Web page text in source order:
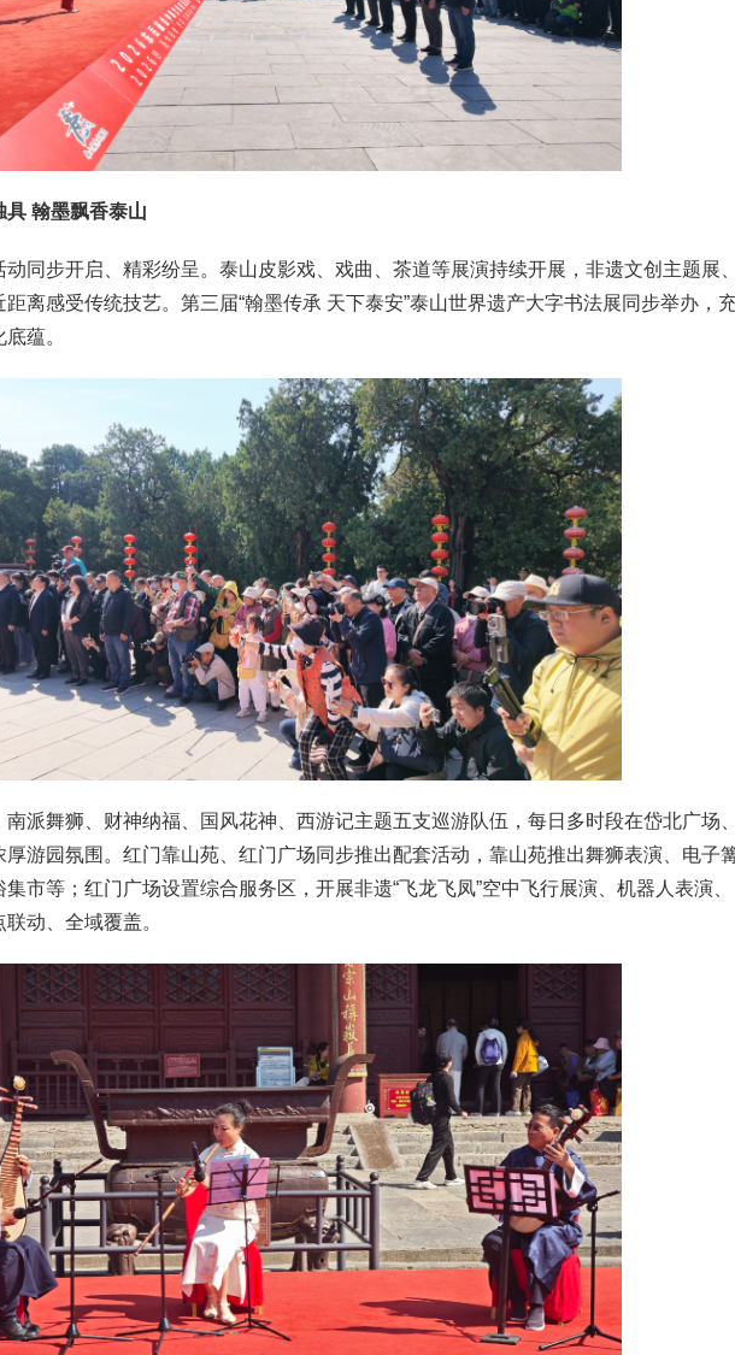
翰墨飘香泰山
同步开启、精彩纷呈。泰山皮影戏、戏曲、茶道等展演持续开展，非遗文创主题展
离感受传统技艺。第三届“翰墨传承 天下泰安”泰山世界遗产大字书法展同步举办，
蕴。
南派舞狮、财神纳福、国风花神、西游记主题五支巡游队伍，每日多时段在岱北广场
游园氛围。红门靠山苑、红门广场同步推出配套活动，靠山苑推出舞狮表演、电子
市等；红门广场设置综合服务区，开展非遗“飞龙飞凤”空中飞行展演、机器人表演、
动、全域覆盖。